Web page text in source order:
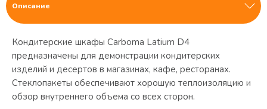
Описание
Кондитерские шкафы Carboma Latium D4
предназначены для демонстрации кондитерских
изделий и десертов в магазинах, кафе, ресторанах.
Стеклопакеты обеспечивают хорошую теплоизоляцию и
обзор внутреннего объема со всех сторон.